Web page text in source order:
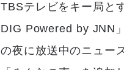
TBSテレビをキー局と
DIG Powered by JNN
の夜に放送中のニュー